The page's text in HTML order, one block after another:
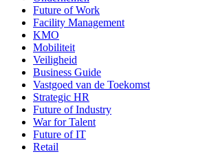
Future of Work
Facility Management
KMO
Mobiliteit
Veiligheid
Business Guide
Vastgoed van de Toekomst
Strategic HR
Future of Industry
War for Talent
Future of IT
Retail